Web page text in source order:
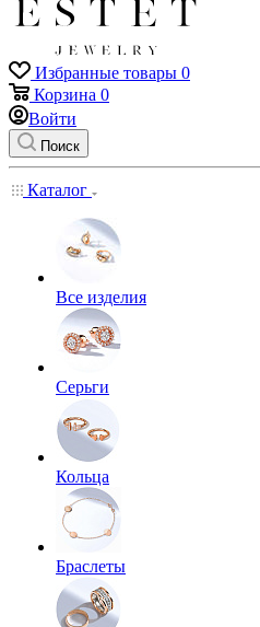
Избранные товары 0
Корзина 0
Войти
Поиск
Каталог
Все изделия
Серьги
Кольца
Браслеты